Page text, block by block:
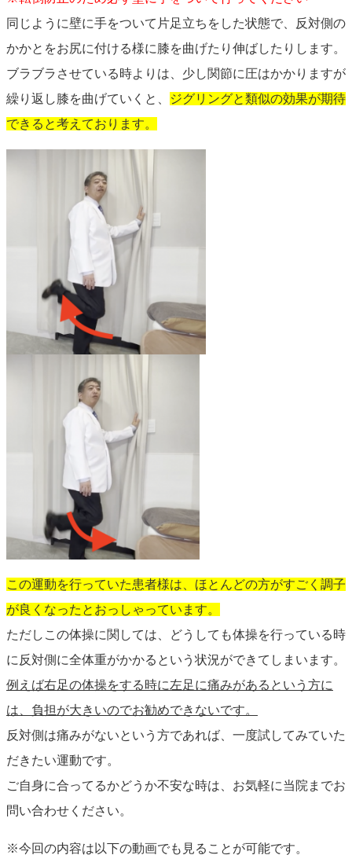
同じように壁に手をついて片足立ちをした状態で、反対側の
かかとをお尻に付ける様に膝を曲げたり伸ばしたりします。
ブラブラさせている時よりは、少し関節に圧はかかりますが
繰り返し膝を曲げていくと、
ジグリングと類似の効果が期待
できると考えております。
この運動を行っていた患者様は、ほとんどの方がすごく調子
が良くなったとおっしゃっています。
ただしこの体操に関しては、どうしても体操を行っている時
に反対側に全体重がかかるという状況ができてしまいます。
例えば右足の体操をする時に左足に痛みがあるという方に
は、負担が大きいのでお勧めできないです。
反対側は痛みがないという方であれば、一度試してみていた
だきたい運動です。
ご自身に合ってるかどうか不安な時は、お気軽に当院までお
問い合わせください。
※今回の内容は以下の動画でも見ることが可能です。